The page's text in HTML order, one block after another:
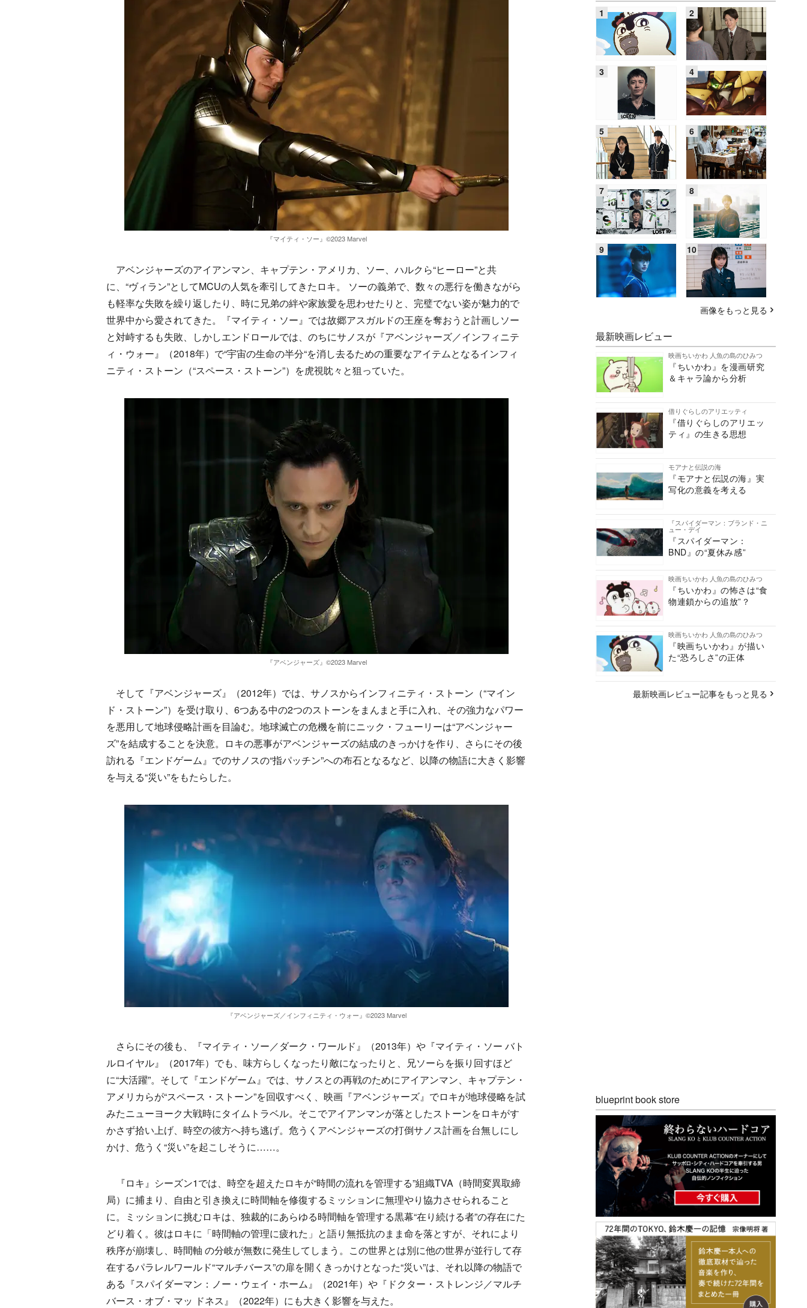
『マイティ・ソー』©︎2023 Marvel
アベンジャーズのアイアンマン、キャプテン・アメリカ、ソー、ハルクら“ヒーロー”と共
に、“ヴィラン”としてMCUの人気を牽引してきたロキ。 ソーの義弟で、数々の悪行を働きながら
も軽率な失敗を繰り返したり、時に兄弟の絆や家族愛を思わせたりと、完璧でない姿が魅力的で
世界中から愛されてきた。『マイティ・ソー』では故郷アスガルドの王座を奪おうと計画しソー
と対峙するも失敗、しかしエンドロールでは、のちにサノスが『アベンジャーズ／インフィニテ
ィ・ウォー』（2018年）で“宇宙の生命の半分“を消し去るための重要なアイテムとなるインフィ
ニティ・ストーン（“スペース・ストーン”）を虎視眈々と狙っていた。
『アベンジャーズ』©︎2023 Marvel
そして『アベンジャーズ』（2012年）では、サノスからインフィニティ・ストーン（“マイン
ド・ストーン”）を受け取り、6つある中の2つのストーンをまんまと手に入れ、その強力なパワー
を悪用して地球侵略計画を目論む。地球滅亡の危機を前にニック・フューリーは“アベンジャー
ズ”を結成することを決意。ロキの悪事がアベンジャーズの結成のきっかけを作り、さらにその後
訪れる『エンドゲーム』でのサノスの“指パッチン”への布石となるなど、以降の物語に大きく影響
を与える“災い”をもたらした。
『アベンジャーズ／インフィニティ・ウォー』©︎2023 Marvel
さらにその後も、『マイティ・ソー／ダーク・ワールド』（2013年）や『マイティ・ソー バト
ルロイヤル』（2017年）でも、味方らしくなったり敵になったりと、兄ソーらを振り回すほど
に“大活躍”。そして『エンドゲーム』では、サノスとの再戦のためにアイアンマン、キャプテン・
アメリカらが“スペース・ストーン”を回収すべく、映画『アベンジャーズ』でロキが地球侵略を試
みたニューヨーク大戦時にタイムトラベル。そこでアイアンマンが落としたストーンをロキがす
かさず拾い上げ、時空の彼方へ持ち逃げ。危うくアベンジャーズの打倒サノス計画を台無しにし
かけ、危うく“災い”を起こしそうに……。
『ロキ』シーズン1では、時空を超えたロキが“時間の流れを管理する”組織TVA（時間変異取締
局）に捕まり、自由と引き換えに時間軸を修復するミッションに無理やり協力させられること
に。ミッションに挑むロキは、独裁的にあらゆる時間軸を管理する黒幕“在り続ける者”の存在にた
どり着く。彼はロキに「時間軸の管理に疲れた」と語り無抵抗のまま命を落とすが、それにより
秩序が崩壊し、時間軸 の分岐が無数に発生してしまう。この世界とは別に他の世界が並行して存
在するパラレルワールド“マルチバース”の扉を開くきっかけとなった“災い”は、それ以降の物語で
ある『スパイダーマン：ノー・ウェイ・ホーム』（2021年）や『ドクター・ストレンジ／マルチ
バース・オブ・マッ ドネス』（2022年）にも大きく影響を与えた。
画像をもっと見る
最新映画レビュー
映画ちいかわ 人魚の島のひみつ
『ちいかわ』を漫画研究
＆キャラ論から分析
借りぐらしのアリエッティ
『借りぐらしのアリエッ
ティ』の生きる思想
モアナと伝説の海
『モアナと伝説の海』実
写化の意義を考える
『スパイダーマン：ブランド・ニ
ュー・デイ
『スパイダーマン：
BND』の“夏休み感”
映画ちいかわ 人魚の島のひみつ
『ちいかわ』の怖さは“食
物連鎖からの追放”？
映画ちいかわ 人魚の島のひみつ
『映画ちいかわ』が描い
た“恐ろしさ”の正体
最新映画レビュー記事をもっと見る
blueprint book store